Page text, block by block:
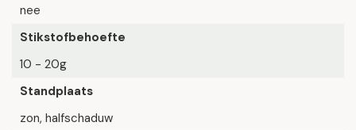
nee
Stikstofbehoefte
10 - 20g
Standplaats
zon, halfschaduw